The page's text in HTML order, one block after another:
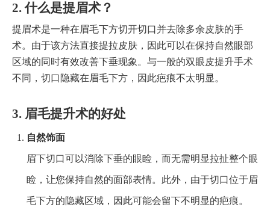
2. 什么是提眉术？
提眉术是一种在眉毛下方切开切口并去除多余皮肤的手
术。由于该方法直接提拉皮肤，因此可以在保持自然眼部
区域的同时有效改善下垂现象。与一般的双眼皮提升手术
不同，切口隐藏在眉毛下方，因此疤痕不太明显。
3. 眉毛提升术的好处
自然饰面
眉下切口可以消除下垂的眼睑，而无需明显拉扯整个眼
睑，让您保持自然的面部表情。此外，由于切口位于眉
毛下方的隐藏区域，因此可能会留下不明显的疤痕。